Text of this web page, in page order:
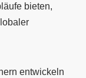
bieten,
entwickeln